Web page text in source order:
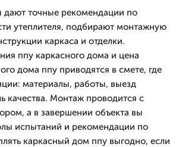
дают точные рекомендации по
утеплителя, подбирают монтажную
каркаса и отделки.
ппу каркасного дома и цена
дома ппу приводятся в смете, где
материалы, работы, выезд
качества. Монтаж проводится с
а в завершении объекта вы
испытаний и рекомендации по
каркасный дом ппу выгодно, если